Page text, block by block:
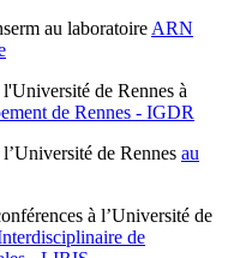
au laboratoire ARN
de Rennes à
de Rennes - IGDR
de Rennes au
à l’Université de
de